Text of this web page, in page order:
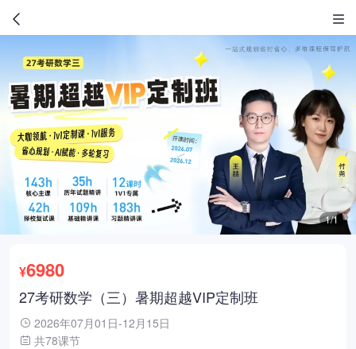
1/1
¥6980
27考研数学（三）暑期超越VIP定制班
2026年07月01日-12月15日
共78课节